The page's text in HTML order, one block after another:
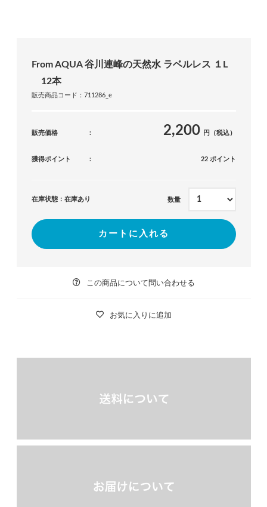
From AQUA 谷川連峰の天然水 ラベルレス １L
12本
販売商品コード：711286_e
販売価格 2,200 円（税込）
獲得ポイント 22 ポイント
在庫状態：在庫あり 数量
カートに入れる
この商品について問い合わせる
お気に入りに追加